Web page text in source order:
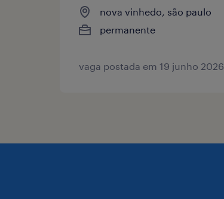
nova vinhedo, são paulo
permanente
vaga postada em 19 junho 2026